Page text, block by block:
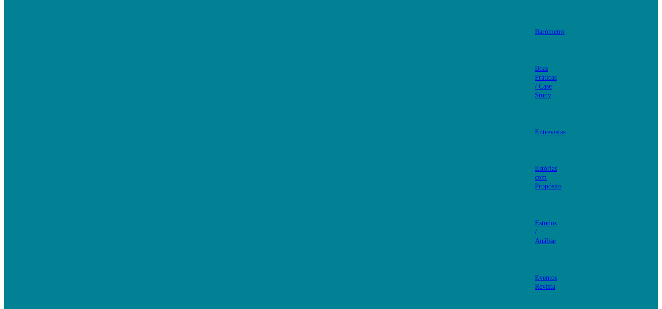
Barómetro
Boas
Práticas
/ Case
Study
Entrevistas
Estórias
com
Propósito
Estudos
/
Análise
Eventos
Revista